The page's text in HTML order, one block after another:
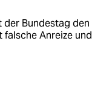
der Bundestag den
Anreize und